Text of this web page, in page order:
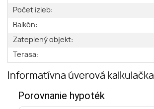
Počet izieb:
Balkón:
Zateplený objekt:
Terasa:
Informatívna úverová kalkulačka